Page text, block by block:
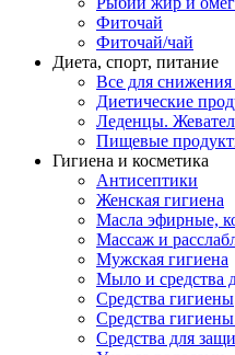
Фиточай
Фиточай/чай
Диета, спорт, питание
Все для снижения
Диетические
Леденцы.
Пищевые
Гигиена и косметика
Антисептики
Женская гигиена
Масла эфирные,
Массаж и
Мужская гигиена
Мыло и средства
Средства гигиены
Средства
Средства для